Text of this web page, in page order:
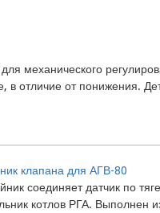
механического
в отличие от понижения.
клапана для АГВ-80
соединяет датчик по
котлов РГА. Выполнен